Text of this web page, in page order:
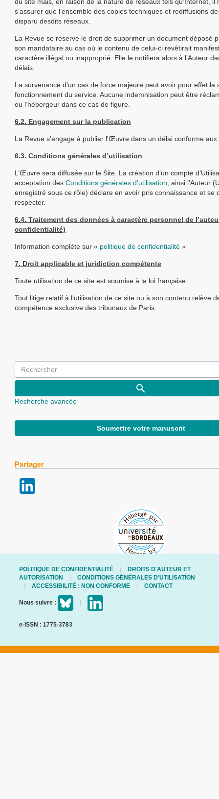
s’assurer que l’ensemble des copies techniques et rediffusions
disparu desdits réseaux.
La Revue se réserve le droit de supprimer un document déposé
son mandataire au cas où le contenu de celui-ci revêtirait
caractère illégal ou inapproprié. Elle le notifiera alors à l’Auteur
délais.
La survenance d’un cas de force majeure peut avoir pour effet la
fonctionnement du service. Aucune indemnisation peut être
ou l’hébergeur dans ce cas de figure.
6.2. Engagement sur la publication
La Revue s’engage à publier l'Œuvre dans un délai conforme aux
6.3. Conditions générales d’utilisation
L’Œuvre sera diffusée sur le Site. La création d’un compte
acceptation des Conditions générales d’utilisation , ainsi l’Auteur
enregistré sous ce rôle) déclare en avoir pris connaissance et se
respecter.
6.4. Traitement des données à caractère personnel de
confidentialité)
Information complète sur « politique de confidentialité »
7. Droit applicable et juridiction compétente
Toute utilisation de ce site est soumise à la loi française.
Tout litige relatif à l'utilisation de ce site ou à son contenu relève
compétence exclusive des tribunaux de Paris.
Recherche avancée
Soumettre votre manuscrit
Partager
POLITIQUE DE CONFIDENTIALITÉ
DROITS D'AUTEUR ET
AUTORISATION
CONDITIONS GÉNÉRALES D'UTILISATION
ACCESSIBILITÉ : NON CONFORME
CONTACT
Nous suivre :
e-ISSN : 1775-3783